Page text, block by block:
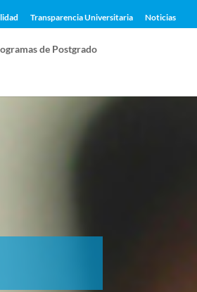
Transparencia Universitaria Noticias
de Postgrado